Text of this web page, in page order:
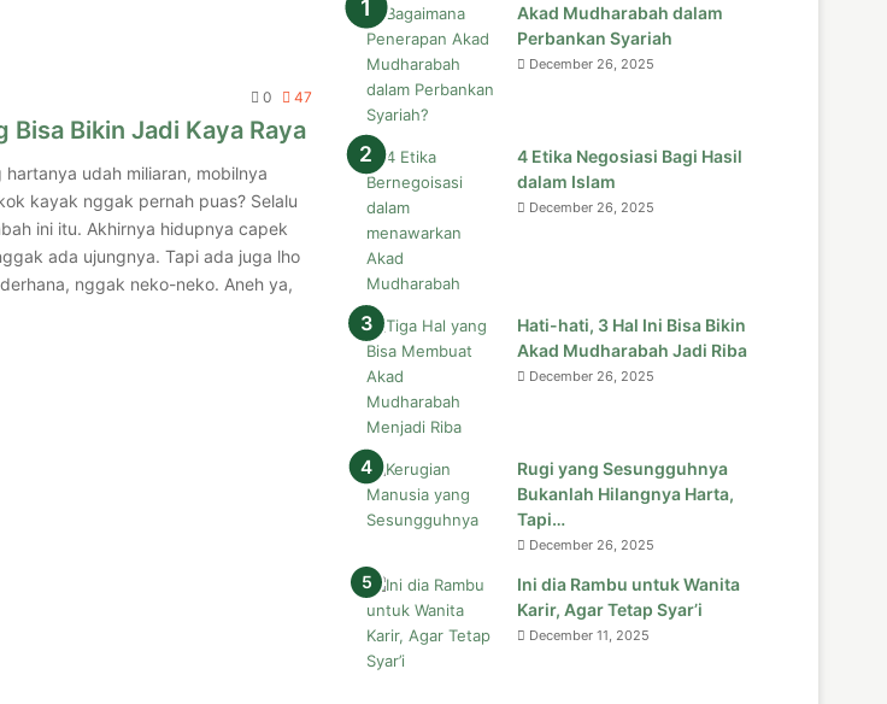
0 47
Bikin Jadi Kaya Raya
udah miliaran, mobilnya
kayak nggak pernah puas? Selalu
ini itu. Akhirnya hidupnya capek
ada ujungnya. Tapi ada juga lho
nggak neko-neko. Aneh ya,
Akad Mudharabah dalam
Perbankan Syariah
December 26, 2025
4 Etika Negosiasi Bagi Hasil
dalam Islam
December 26, 2025
Hati-hati, 3 Hal Ini Bisa Bikin
Akad Mudharabah Jadi Riba
December 26, 2025
Rugi yang Sesungguhnya
Bukanlah Hilangnya Harta,
Tapi…
December 26, 2025
Ini dia Rambu untuk Wanita
Karir, Agar Tetap Syar’i
December 11, 2025